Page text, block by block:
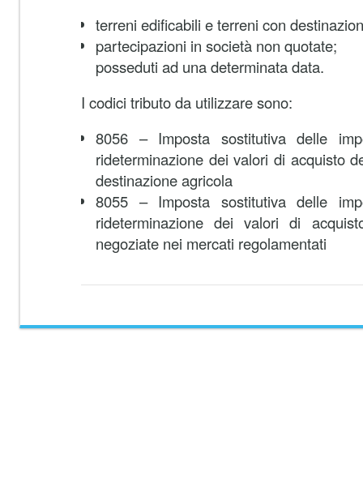
terreni edificabili e terreni con
partecipazioni in società non quotate;
posseduti ad una determinata data.
I codici tributo da utilizzare sono:
8056 – Imposta sostitutiva delle
rideterminazione dei valori di acquisto
destinazione agricola
8055 – Imposta sostitutiva delle
rideterminazione dei valori di
negoziate nei mercati regolamentati